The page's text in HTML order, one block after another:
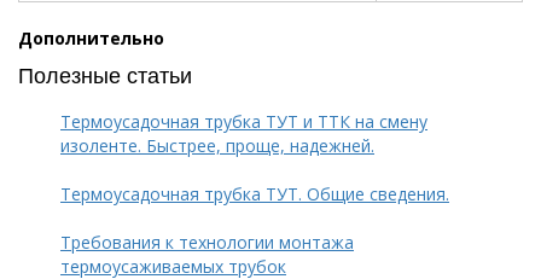
Дополнительно
Полезные статьи
Термоусадочная трубка ТУТ и ТТК на смену
изоленте. Быстрее, проще, надежней.
Термоусадочная трубка ТУТ. Общие сведения.
Требования к технологии монтажа
термоусаживаемых трубок